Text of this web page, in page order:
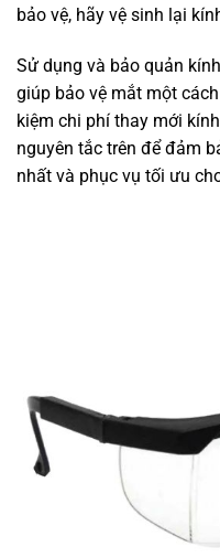
bảo vệ, hãy vệ sinh lại
Sử dụng và bảo quản
giúp bảo vệ mắt một
kiệm chi phí thay mới
nguyên tắc trên để đảm
nhất và phục vụ tối ưu